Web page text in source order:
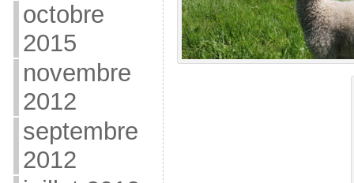
octobre
2015
novembre
2012
septembre
2012